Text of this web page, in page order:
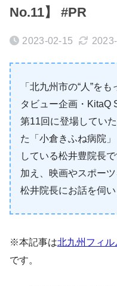
No.11】 #PR
2023-02-15
「北九州市の“人”を
タビュー企画・KitaQ
第11回に登場してい
た「小倉きふね病院
している松井豊院長
加え、映画やスポー
松井院長にお話を伺い
※本記事は北九州フィ
です。